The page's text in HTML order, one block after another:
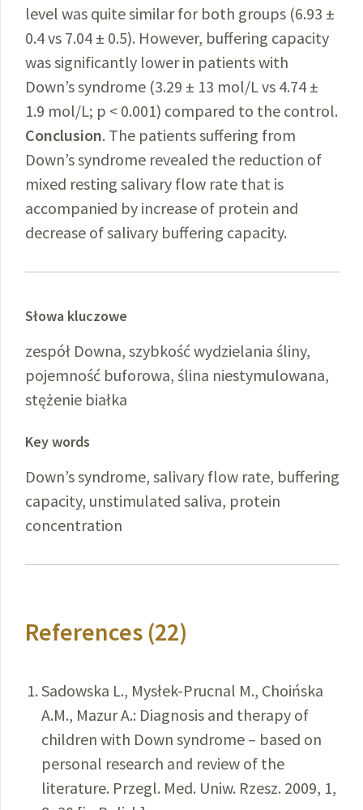
level was quite similar for both groups (6.93 ±
0.4 vs 7.04 ± 0.5). However, buffering capacity
was significantly lower in patients with
Down’s syndrome (3.29 ± 13 mol/L vs 4.74 ±
1.9 mol/L; p < 0.001) compared to the control.
Conclusion. The patients suffering from
Down’s syndrome revealed the reduction of
mixed resting salivary flow rate that is
accompanied by increase of protein and
decrease of salivary buffering capacity.
Słowa kluczowe
zespół Downa, szybkość wydzielania śliny,
pojemność buforowa, ślina niestymulowana,
stężenie białka
Key words
Down’s syndrome, salivary flow rate, buffering
capacity, unstimulated saliva, protein
concentration
References (22)
Sadowska L., Mysłek-Prucnal M., Choińska
A.M., Mazur A.: Diagnosis and therapy of
children with Down syndrome – based on
personal research and review of the
literature. Przegl. Med. Uniw. Rzesz. 2009, 1,